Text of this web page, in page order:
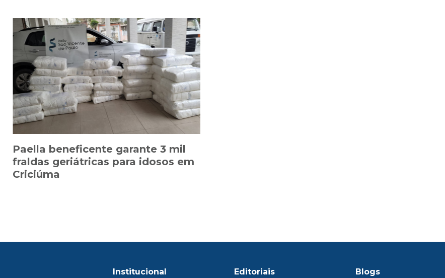
Paella beneficente garante 3 mil
fraldas geriátricas para idosos em
Criciúma
Institucional Editoriais Blogs